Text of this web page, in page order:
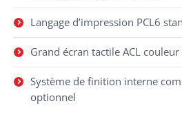
Langage d’impression PCL6
Grand écran tactile ACL couleur
Système de finition interne
optionnel